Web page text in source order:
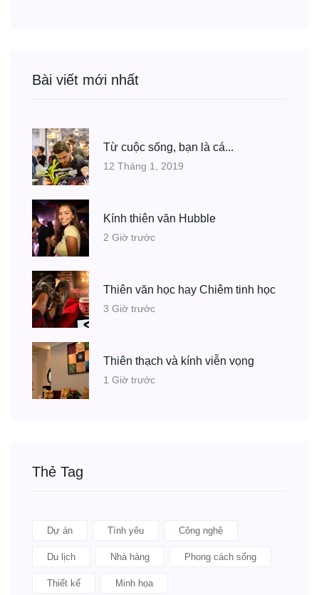
Bài viết mới nhất
Từ cuộc sống, bạn là cá...
12 Tháng 1, 2019
Kính thiên văn Hubble
2 Giờ trước
Thiên văn học hay Chiêm tinh học
3 Giờ trước
Thiên thạch và kính viễn vọng
1 Giờ trước
Thẻ Tag
Dự án Tình yêu Công nghệ
Du lịch Nhà hàng Phong cách sống
Thiết kế Minh họa